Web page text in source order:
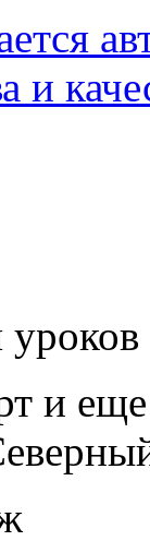
и
и